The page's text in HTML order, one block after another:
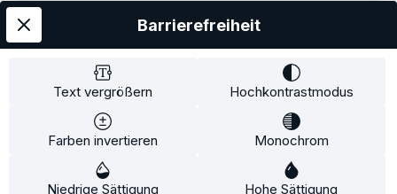
Kostenloser Versand
Datenschutz
Widerrufsrecht
Widerrufsformular
Zahlung und Versand
Copyright© 2020-2025 Faventis GmbH. All Rights Reserved
Text vergrößern Hochkontrastmodus
Farben invertieren Monochrom
Niedrige Sättigung Hohe Sättigung
Barrierefreiheit